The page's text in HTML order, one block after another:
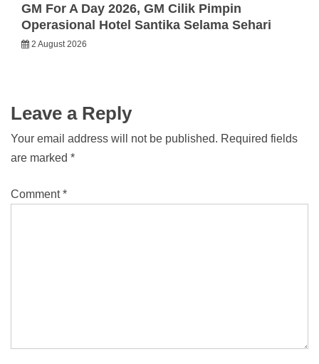
GM For A Day 2026, GM Cilik Pimpin
Operasional Hotel Santika Selama Sehari
2 August 2026
Leave a Reply
Your email address will not be published. Required fields
are marked *
Comment*